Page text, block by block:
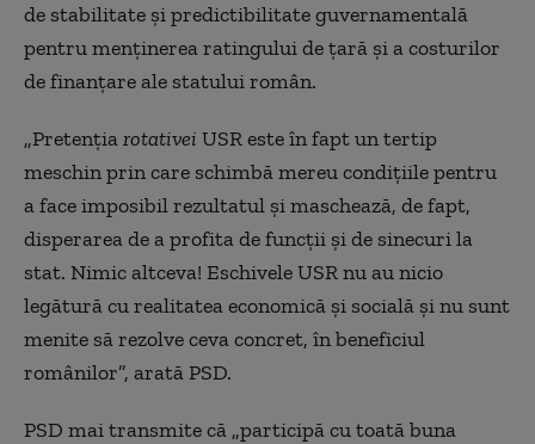
de stabilitate şi predictibilitate guvernamentală
pentru menţinerea ratingului de ţară şi a costurilor
de finanţare ale statului român.
„Pretenţiarotativei USR este în fapt un tertip
meschin prin care schimbă mereu condiţiile pentru
a face imposibil rezultatul şi maschează, de fapt,
disperarea de a profita de funcţii şi de sinecuri la
stat. Nimic altceva! Eschivele USR nu au nicio
legătură cu realitatea economică şi socială şi nu sunt
menite să rezolve ceva concret, în beneficiul
românilor”, arată PSD.
PSD mai transmite că „participă cu toată buna